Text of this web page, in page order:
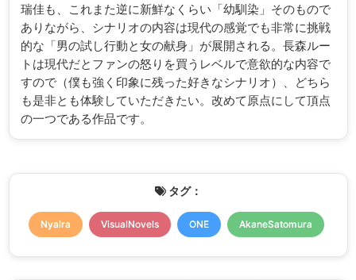
瑞佳も、これまた逆に新鮮なくらい「幼馴染」そのもので
ありながら、シナリオの内容は現代の感覚でも非常に挑戦
的な「男の試し行動と女の献身」が展開される。長森ルー
トは現代だとファンの怒りを買うレベルで意欲的な内容で
すので（僕も強く印象に残った好きなシナリオ）、どちら
も是非とも体験していただきたい。改めて原点にして頂点
の一つである作品です。
タグ：
Nyalra VisualNovels ONE AkaneSatomura